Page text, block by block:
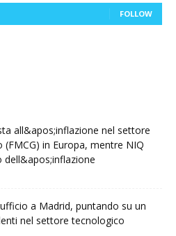
FOLLOW
all&apos;inflazione nel settore
in Europa, mentre NIQ
a Madrid, puntando su un
nel settore tecnologico